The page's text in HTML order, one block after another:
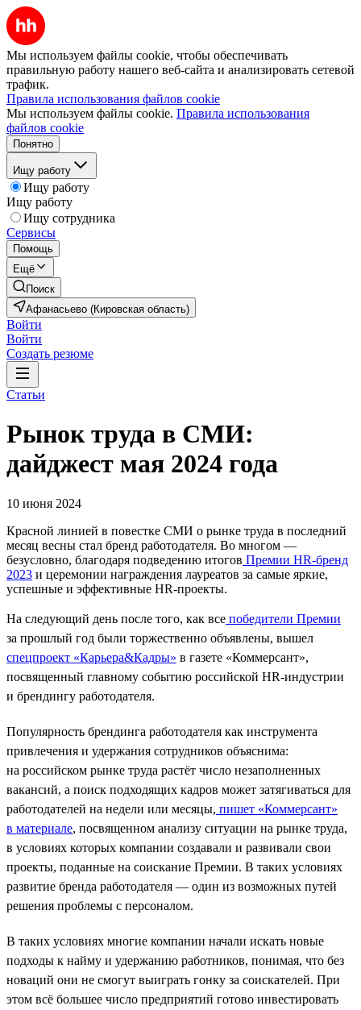
Мы используем файлы cookie, чтобы обеспечивать
правильную работу нашего веб-сайта и анализировать сетевой
трафик.
Правила использования файлов cookie
Мы используем файлы cookie. Правила использования
файлов cookie
Понятно
Ищу работу
Ищу работу
Ищу работу
Ищу сотрудника
Сервисы
Помощь
Ещё
Поиск
Афанасьево (Кировская область)
Войти
Войти
Создать резюме
Статьи
Рынок труда в СМИ:
дайджест мая 2024 года
10 июня 2024
Красной линией в повестке СМИ о рынке труда в последний
месяц весны стал бренд работодателя. Во многом —
безусловно, благодаря подведению итогов Премии HR-бренд
2023 и церемонии награждения лауреатов за самые яркие,
успешные и эффективные HR-проекты.
На следующий день после того, как все победители Премии
за прошлый год были торжественно объявлены, вышел
спецпроект «Карьера&Кадры» в газете «Коммерсант»,
посвященный главному событию российской HR-индустрии
и брендингу работодателя.
Популярность брендинга работодателя как инструмента
привлечения и удержания сотрудников объяснима:
на российском рынке труда растёт число незаполненных
вакансий, а поиск подходящих кадров может затягиваться для
работодателей на недели или месяцы, пишет «Коммерсант»
в материале, посвященном анализу ситуации на рынке труда,
в условиях которых компании создавали и развивали свои
проекты, поданные на соискание Премии. В таких условиях
развитие бренда работодателя — один из возможных путей
решения проблемы с персоналом.
В таких условиях многие компании начали искать новые
подходы к найму и удержанию работников, понимая, что без
новаций они не смогут выиграть гонку за соискателей. При
этом всё большее число предприятий готово инвестировать